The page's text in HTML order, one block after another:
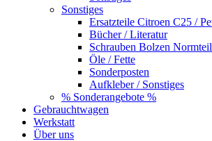
Sonstiges
Ersatzteile Citroen C25 /
Bücher / Literatur
Schrauben Bolzen
Öle / Fette
Sonderposten
Aufkleber / Sonstiges
% Sonderangebote %
Gebrauchtwagen
Werkstatt
Über uns